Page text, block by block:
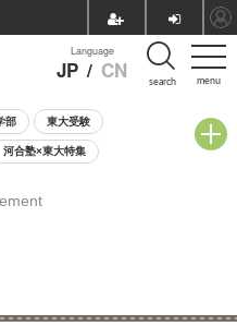
menu
Language
JP / CN search
部 東大受験
河合塾×東大特集
会・相談会